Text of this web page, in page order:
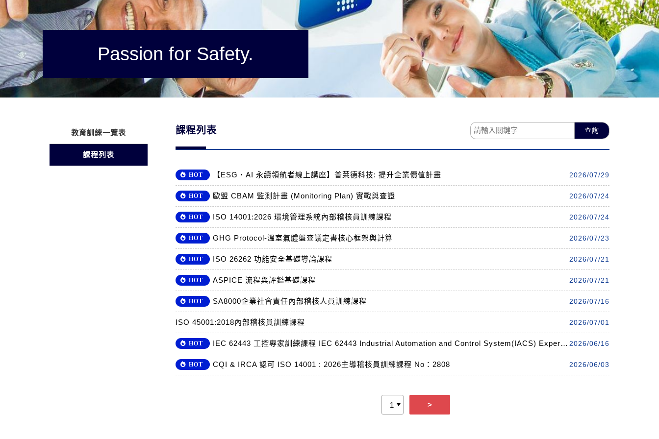
Passion for Safety.
教育訓練一覽表
課程列表
課程列表 查詢
HOT 【ESG・AI 永續領航者線上講座】普萊德科技: 提升企業價值計畫 2026/07/29
HOT 歐盟 CBAM 監測計畫 (Monitoring Plan) 實戰與查證 2026/07/24
HOT ISO 14001:2026 環境管理系統內部稽核員訓練課程 2026/07/24
HOT GHG Protocol-溫室氣體盤查議定書核心框架與計算 2026/07/23
HOT ISO 26262 功能安全基礎導論課程 2026/07/21
HOT ASPICE 流程與評鑑基礎課程 2026/07/21
HOT SA8000企業社會責任內部稽核人員訓練課程 2026/07/16
ISO 45001:2018內部稽核員訓練課程 2026/07/01
HOT IEC 62443 工控專家訓練課程 IEC 62443 Industrial Automation and Control System(IACS) Expert training course 2026/06/16
HOT CQI & IRCA 認可 ISO 14001 : 2026主導稽核員訓練課程 No：2808 2026/06/03
>